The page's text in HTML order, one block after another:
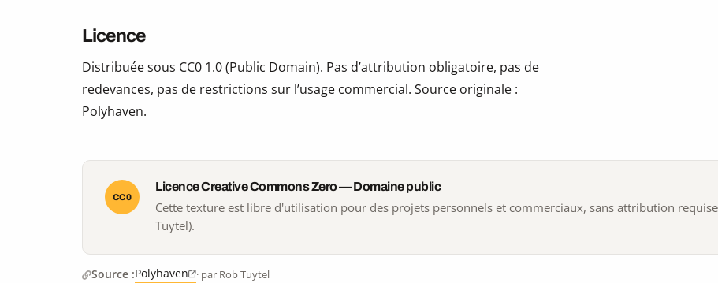
Licence
Distribuée sous CC0 1.0 (Public Domain). Pas d’attribution obligatoire, pas de
redevances, pas de restrictions sur l’usage commercial. Source originale :
Polyhaven.
CC0
Licence Creative Commons Zero — Domaine public
Cette texture est libre d'utilisation pour des projets personnels et commerciaux, sans attribution
Tuytel).
Source :Polyhaven · par Rob Tuytel